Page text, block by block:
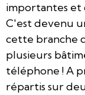
importantes et
C'est devenu
cette branche
plusieurs
téléphone ! A
répartis sur